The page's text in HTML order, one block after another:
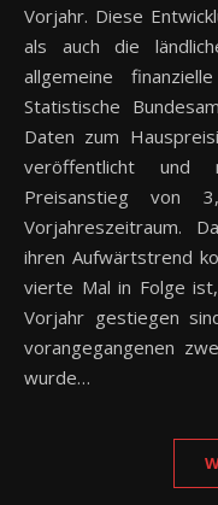
Vorjahr. Diese
als auch die
allgemeine
Statistische
Daten zum
veröffentlicht und
Preisanstieg von
Vorjahreszeitraum.
ihren Aufwärtstrend
vierte Mal in Folge
Vorjahr gestiegen
vorangegangenen
wurde…